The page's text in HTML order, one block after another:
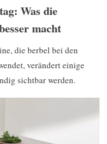
Was die
macht
die berbel bei den
verändert einige
sichtbar werden.